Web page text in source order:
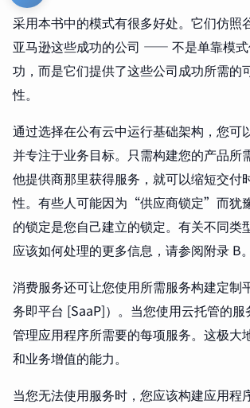
采用本书中的模式有很多好处。它们仿照
亚马逊这些成功的公司 —— 不是单靠模
功，而是它们提供了这些公司成功所需的
性。
通过选择在公有云中运行基础架构，您可
并专注于业务目标。只需构建您的产品所
他提供商那里获得服务，就可以缩短交付
性。有些人可能因为“供应商锁定”而犹
的锁定是您自己建立的锁定。有关不同类
应该如何处理的更多信息，请参阅附录 B。
消费服务还可让您使用所需服务构建定制
务即平台 [SaaP]）。当您使用云托管的
管理应用程序所需要的每项服务。这极大
和业务增值的能力。
当您无法使用服务时，您应该构建应用程